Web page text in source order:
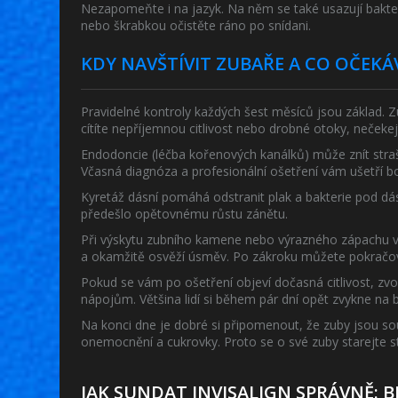
Nezapomeňte i na jazyk. Na něm se také usazují
nebo škrabkou očistěte ráno po snídani.
KDY NAVŠTÍVIT ZUBAŘE A CO
Pravidelné kontroly každých šest měsíců jsou základ.
cítíte nepříjemnou citlivost nebo drobné otoky,
Endodoncie (léčba kořenových kanálků) může znít
Včasná diagnóza a profesionální ošetření vám ušetří
Kyretáž dásní pomáhá odstranit plak a bakterie pod
předešlo opětovnému růstu zánětu.
Při výskytu zubního kamene nebo výrazného
a okamžitě osvěží úsměv. Po zákroku můžete
Pokud se vám po ošetření objeví dočasná citlivost,
nápojům. Většina lidí si během pár dní opět zvykne na
Na konci dne je dobré si připomenout, že zuby jsou
onemocnění a cukrovky. Proto se o své zuby starejte
JAK SUNDAT INVISALIGN SPRÁVNĚ: